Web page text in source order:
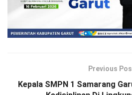
Previous
Kepala SMPN 1 Samarang